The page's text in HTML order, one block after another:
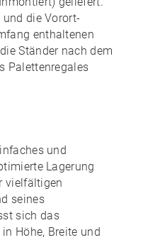
die Vorort-
enthaltenen
Ständer nach dem
Palettenregales
und
Lagerung
vielfältigen
seines
sich das
Höhe, Breite und